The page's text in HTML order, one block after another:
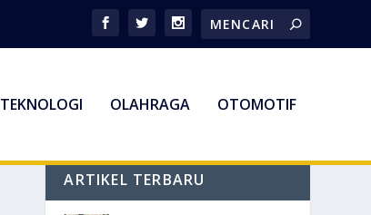
TEKNOLOGI OLAHRAGA OTOMOTIF
ARTIKEL TERBARU